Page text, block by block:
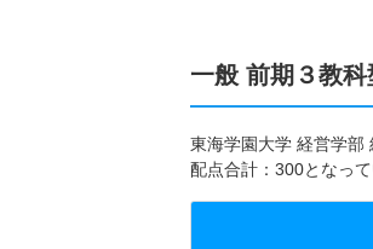
一般 前期３教
東海学園大学 経営学
配点合計：300となって